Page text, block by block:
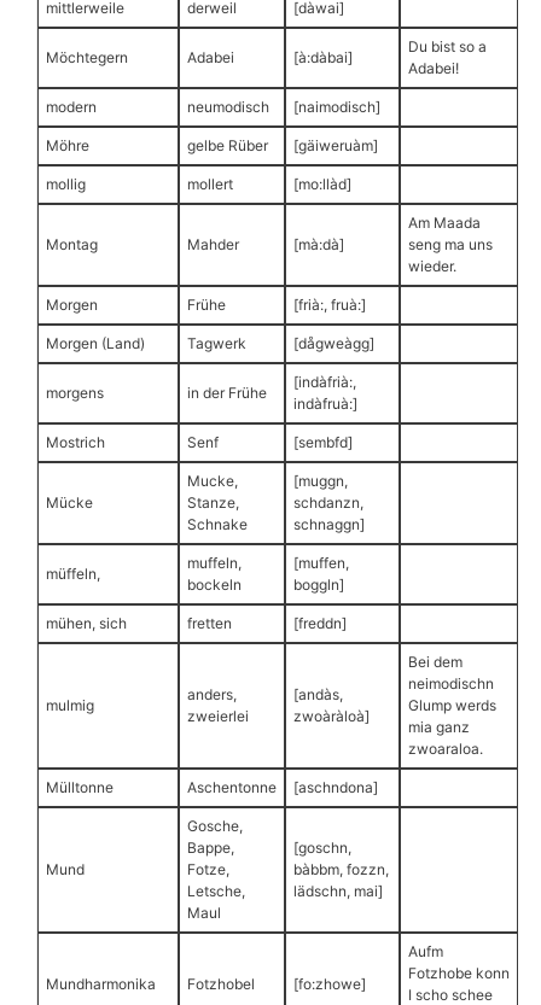
mittlerweile derweil [dàwai]
Möchtegern Adabei [à:dàbai]
Du bist so a
Adabei!
modern neumodisch [naimodisch]
Möhre gelbe Rüber [gäiweruàm]
mollig mollert [mo:llàd]
Montag Mahder [mà:dà]
Am Maada
seng ma uns
wieder.
Morgen Frühe [frià:, fruà:]
Morgen (Land) Tagwerk [dågweàgg]
morgens in der Frühe
[indàfrià:,
indàfruà:]
Mostrich Senf [sembfd]
Mücke
Mucke,
Stanze,
Schnake
[muggn,
schdanzn,
schnaggn]
müffeln,
muffeln,
bockeln
[muffen,
boggln]
mühen, sich fretten [freddn]
mulmig
anders,
zweierlei
[andàs,
zwoàràloà]
Bei dem
neimodischn
Glump werds
mia ganz
zwoaraloa.
Mülltonne Aschentonne [aschndona]
Mund
Gosche,
Bappe,
Fotze,
Letsche,
Maul
[goschn,
bàbbm, fozzn,
lädschn, mai]
Mundharmonika Fotzhobel [fo:zhowe]
Aufm
Fotzhobe konn
I scho schee